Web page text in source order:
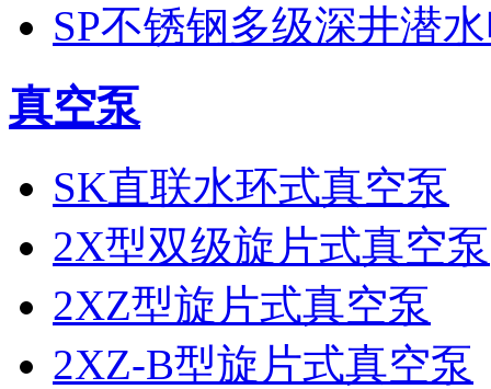
SP不锈钢多级深井潜
真空泵
SK直联水环式真空泵
2X型双级旋片式真空泵
2XZ型旋片式真空泵
2XZ-B型旋片式真空泵